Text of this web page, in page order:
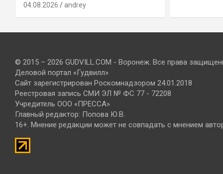
04.08.2026 andrey
© 2015 – 2026 GUDVILL.COM - Воронеж. Все права
Деловой портал «Гудвилл»
Сайт зарегистрирован Роскомнадзором 24.01.2018
Реестровая запись СМИ ЭЛ № ФС 77 - 72208
Учредитель ООО «ПРЕССА»
Главный редактор: Попова Ю.В.
16+. Мнение редакции может не совпадать с мнением